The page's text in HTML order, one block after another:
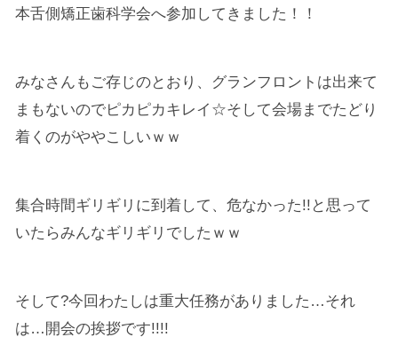
本舌側矯正歯科学会へ参加してきました！！
みなさんもご存じのとおり、グランフロントは出来て
まもないのでピカピカキレイ☆そして会場までたどり
着くのがややこしいｗｗ
集合時間ギリギリに到着して、危なかった!!と思って
いたらみんなギリギリでしたｗｗ
そして?今回わたしは重大任務がありました…それ
は…開会の挨拶です!!!!